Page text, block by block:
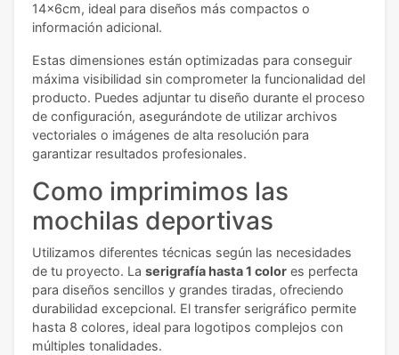
14x6cm, ideal para diseños más compactos o
información adicional.
Estas dimensiones están optimizadas para conseguir
máxima visibilidad sin comprometer la funcionalidad del
producto. Puedes adjuntar tu diseño durante el proceso
de configuración, asegurándote de utilizar archivos
vectoriales o imágenes de alta resolución para
garantizar resultados profesionales.
Como imprimimos las
mochilas deportivas
Utilizamos diferentes técnicas según las necesidades
de tu proyecto. La serigrafía hasta 1 color es perfecta
para diseños sencillos y grandes tiradas, ofreciendo
durabilidad excepcional. El transfer serigráfico permite
hasta 8 colores, ideal para logotipos complejos con
múltiples tonalidades.